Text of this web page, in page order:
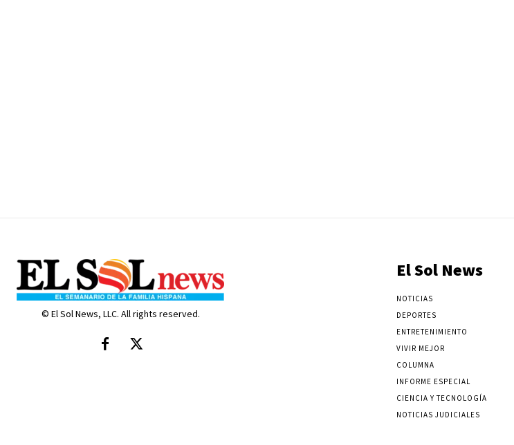
© El Sol News, LLC. All rights reserved.
El Sol News
NOTICIAS
DEPORTES
ENTRETENIMIENTO
VIVIR MEJOR
COLUMNA
INFORME ESPECIAL
CIENCIA Y TECNOLOGÍA
NOTICIAS JUDICIALES